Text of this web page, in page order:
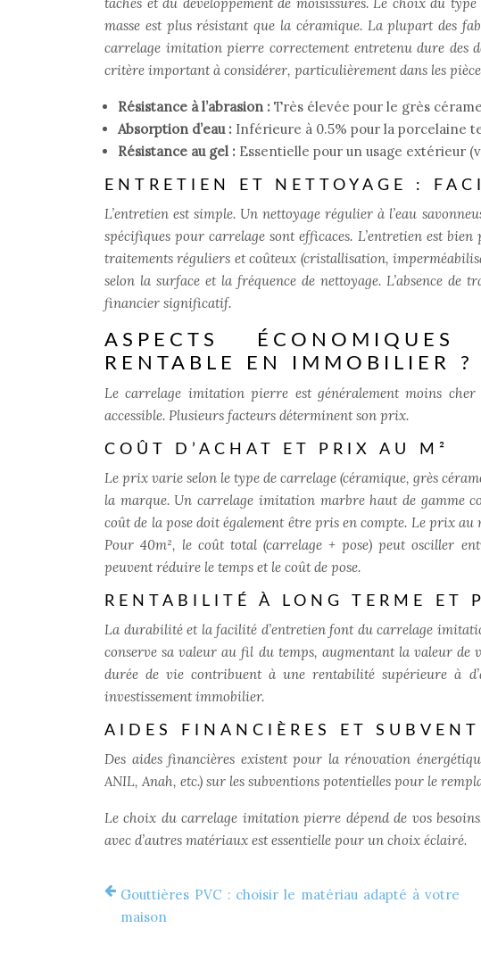
masse est plus résistant que la céramique. La plupart des
carrelage imitation pierre correctement entretenu dure des
critère important à considérer, particulièrement dans les
Résistance à l’abrasion : Très élevée pour le grès
Absorption d’eau : Inférieure à 0.5% pour la porcelaine
Résistance au gel : Essentielle pour un usage extérieur
ENTRETIEN ET NETTOYAGE :
L’entretien est simple. Un nettoyage régulier à l’eau
spécifiques pour carrelage sont efficaces. L’entretien est
traitements réguliers et coûteux (cristallisation,
selon la surface et la fréquence de nettoyage. L’absence
financier significatif.
ASPECTS
RENTABLE EN IMMOBILIER ?
Le carrelage imitation pierre est généralement moins
accessible. Plusieurs facteurs déterminent son prix.
COÛT D’ACHAT ET PRIX AU M²
Le prix varie selon le type de carrelage (céramique, grès
la marque. Un carrelage imitation marbre haut de gamme
coût de la pose doit également être pris en compte. Le prix
Pour 40m², le coût total (carrelage + pose) peut osciller
peuvent réduire le temps et le coût de pose.
RENTABILITÉ À LONG TERME ET
La durabilité et la facilité d’entretien font du carrelage
conserve sa valeur au fil du temps, augmentant la valeur
durée de vie contribuent à une rentabilité supérieure à
investissement immobilier.
AIDES FINANCIÈRES ET
Des aides financières existent pour la rénovation
ANIL, Anah, etc.) sur les subventions potentielles pour le
Le choix du carrelage imitation pierre dépend de vos
avec d’autres matériaux est essentielle pour un choix éclairé.
Gouttières PVC : choisir le matériau adapté à votre
maison